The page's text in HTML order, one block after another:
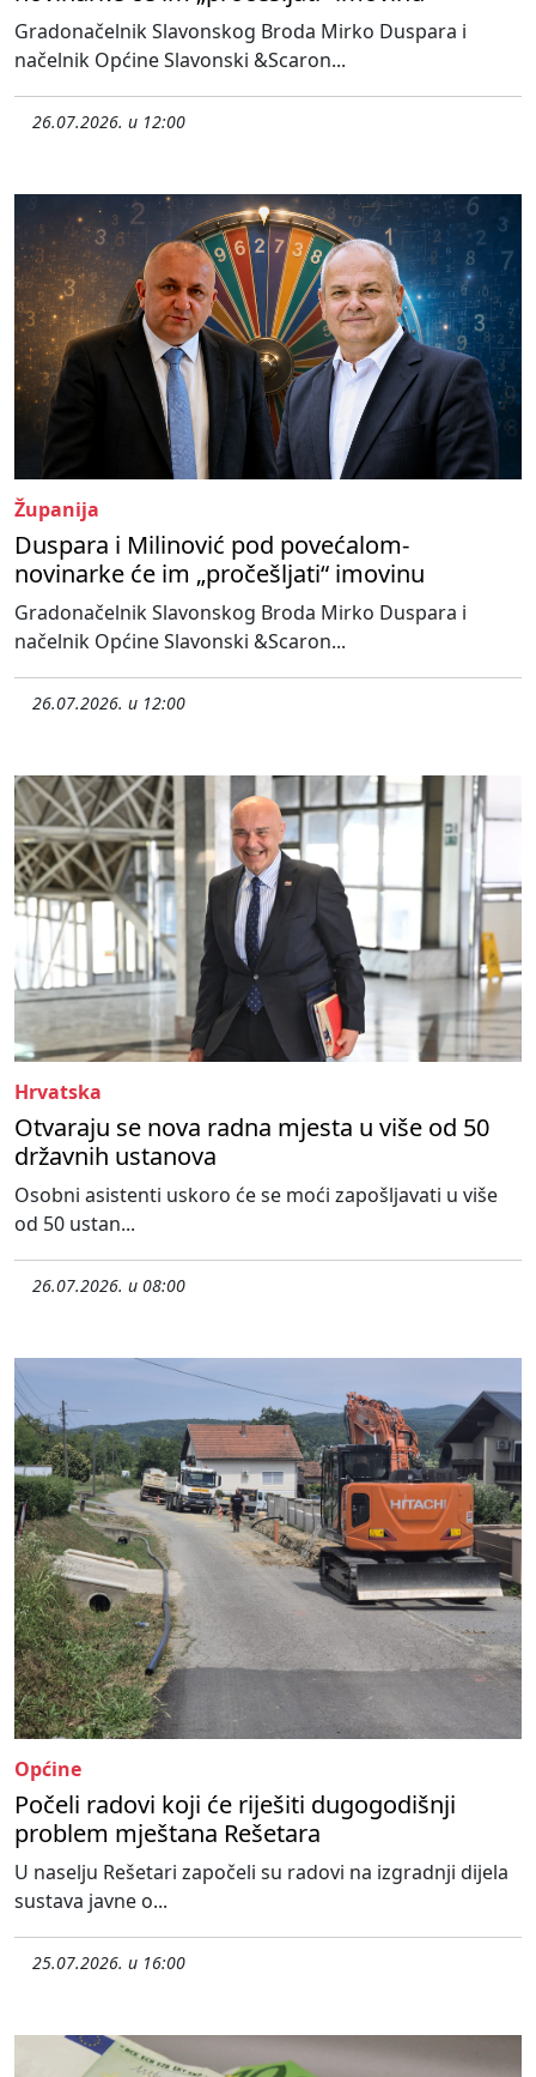
Gradonačelnik Slavonskog Broda Mirko Duspara i
načelnik Općine Slavonski &Scaron...
26.07.2026. u 12:00
Županija
Duspara i Milinović pod povećalom-
novinarke će im „pročešljati“ imovinu
Gradonačelnik Slavonskog Broda Mirko Duspara i
načelnik Općine Slavonski &Scaron...
26.07.2026. u 12:00
Hrvatska
Otvaraju se nova radna mjesta u više od 50
državnih ustanova
Osobni asistenti uskoro će se moći zapošljavati u više
od 50 ustan...
26.07.2026. u 08:00
Općine
Počeli radovi koji će riješiti dugogodišnji
problem mještana Rešetara
U naselju Rešetari započeli su radovi na izgradnji dijela
sustava javne o...
25.07.2026. u 16:00